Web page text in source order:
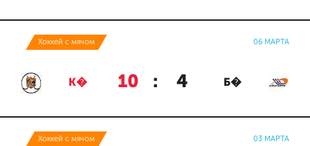
Хоккей с мячом 06 МАРТА
К� 10 : 4 Б�
Хоккей с мячом 03 МАРТА